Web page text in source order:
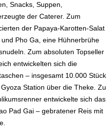
Snacks, Suppen,
der Caterer. Zum
der Papaya-Karotten-Salat
Pho Ga, eine Hühnerbrühe
Zum absoluten Topseller
entwickelten sich die
– insgesamt 10.000 Stück
Station über die Theke. Zu
entwickelte sich das
Pad Gai – gebratener Reis mit